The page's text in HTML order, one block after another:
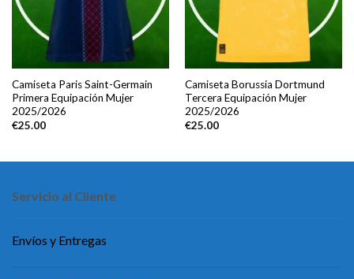
Camiseta Paris Saint-Germain
Primera Equipación Mujer
2025/2026
€25.00
Camiseta Borussia Dortmund
Tercera Equipación Mujer
2025/2026
€25.00
Servicio al Cliente
Envíos y Entregas